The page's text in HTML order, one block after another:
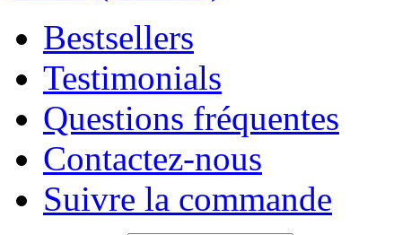
Bestsellers
Testimonials
Questions fréquentes
Contactez-nous
Suivre la commande